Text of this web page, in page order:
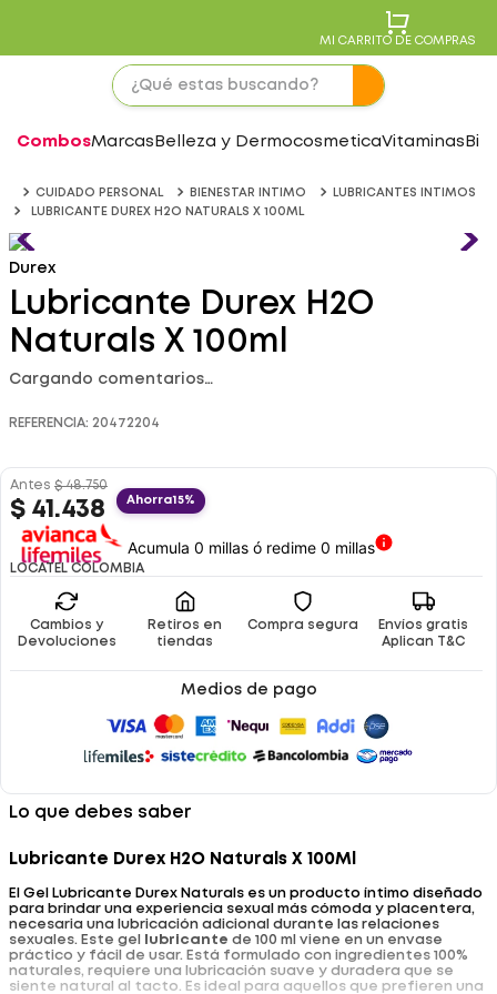
MI CARRITO DE COMPRAS
CombosMarcas Belleza y DermocosmeticaVitaminas
CUIDADO PERSONAL BIENESTAR INTIMO
LUBRICANTES INTIMOS
LUBRICANTE DUREX H2O NATURALS X 100ML
Durex
Lubricante Durex H2O
Naturals X 100ml
Cargando comentarios…
REFERENCIA: 20472204
Antes $ 48.750
$ 41 .438 Ahorra15%
Acumula 0 millas ó redime 0 millas
LOCATEL COLOMBIA
Cambios y
Devoluciones
Retiros en
tiendas
Compra segura
Envíos gratis
Aplican T&C
Medios de pago
Lo que debes saber
Lubricante Durex H2O Naturals X 100Ml
El Gel Lubricante Durex Naturals es un producto íntimo diseñado
para brindar una experiencia sexual más cómoda y placentera,
necesaria una lubricación adicional durante las relaciones
sexuales. Este gel
lubricante de 100 ml viene en un envase
práctico y fácil de usar. Está formulado con ingredientes 100%
naturales, requiere una lubricación suave y duradera que se
siente natural al tacto. Es ideal para aquellos que prefieren una